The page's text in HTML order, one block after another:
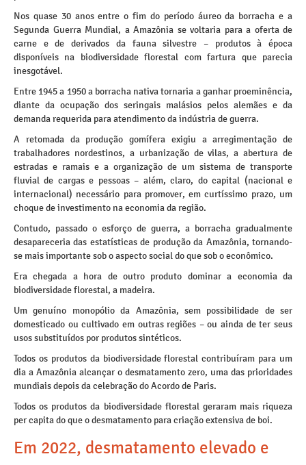
Nos quase 30 anos entre o fim do período áureo da borracha e a
Segunda Guerra Mundial, a Amazônia se voltaria para a oferta de
carne e de derivados da fauna silvestre – produtos à época
disponíveis na biodiversidade florestal com fartura que parecia
inesgotável.
Entre 1945 a 1950 a borracha nativa tornaria a ganhar proeminência,
diante da ocupação dos seringais malásios pelos alemães e da
demanda requerida para atendimento da indústria de guerra.
A retomada da produção gomífera exigiu a arregimentação de
trabalhadores nordestinos, a urbanização de vilas, a abertura de
estradas e ramais e a organização de um sistema de transporte
fluvial de cargas e pessoas – além, claro, do capital (nacional e
internacional) necessário para promover, em curtíssimo prazo, um
choque de investimento na economia da região.
Contudo, passado o esforço de guerra, a borracha gradualmente
desapareceria das estatísticas de produção da Amazônia, tornando-
se mais importante sob o aspecto social do que sob o econômico.
Era chegada a hora de outro produto dominar a economia da
biodiversidade florestal, a madeira.
Um genuíno monopólio da Amazônia, sem possibilidade de ser
domesticado ou cultivado em outras regiões – ou ainda de ter seus
usos substituídos por produtos sintéticos.
Todos os produtos da biodiversidade florestal contribuíram para um
dia a Amazônia alcançar o desmatamento zero, uma das prioridades
mundiais depois da celebração do Acordo de Paris.
Todos os produtos da biodiversidade florestal geraram mais riqueza
per capita do que o desmatamento para criação extensiva de boi.
Em 2022, desmatamento elevado e